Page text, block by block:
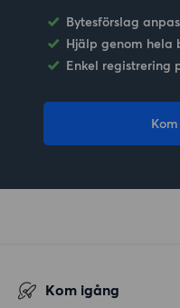
Bytesförslag
Hjälp genom hela
Enkel registrering
Kom igång